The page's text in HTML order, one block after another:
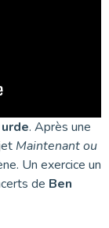
urde. Après une
Maintenant ou
Un exercice un
de Ben